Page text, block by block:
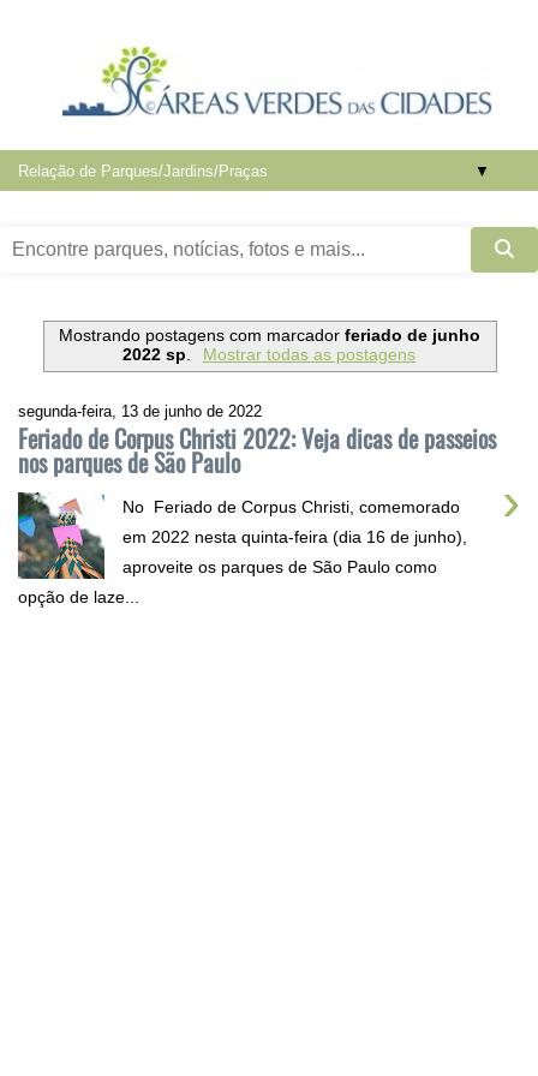
▼
Mostrando postagens com marcador feriado de junho
2022 sp. Mostrar todas as postagens
segunda-feira, 13 de junho de 2022
Feriado de Corpus Christi 2022: Veja dicas de passeios
nos parques de São Paulo
›
No Feriado de Corpus Christi, comemorado
em 2022 nesta quinta-feira (dia 16 de junho),
aproveite os parques de São Paulo como
opção de laze...